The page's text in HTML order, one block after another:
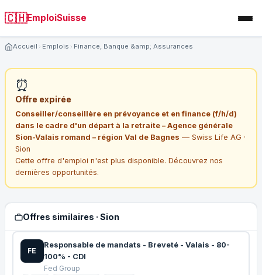
🇨🇭EmploiSuisse
Accueil Emplois Finance, Banque &amp; Assurances
⏰
Offre expirée
Conseiller/conseillère en prévoyance et en finance (f/h/d)
dans le cadre d'un départ à la retraite – Agence générale
Sion-Valais romand – région Val de Bagnes — Swiss Life AG ·
Sion
Cette offre d'emploi n'est plus disponible. Découvrez nos
dernières opportunités.
Offres similaires · Sion
FE
Responsable de mandats - Breveté - Valais - 80-
100% - CDI
Fed Group